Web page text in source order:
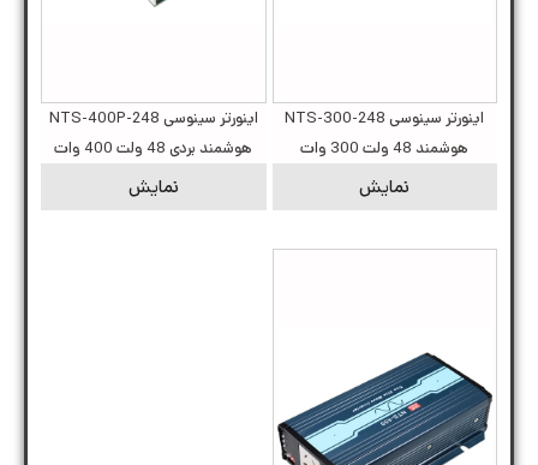
اینورتر سینوسی NTS-300-248
هوشمند 48 ولت 300 وات
نمایش
اینورتر سینوسی NTS-400P-248
هوشمند بردی 48 ولت 400 وات
نمایش